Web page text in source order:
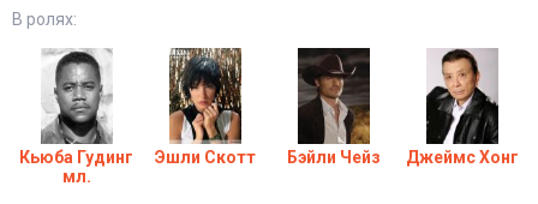
В ролях:
Кьюба Гудинг
мл.
Эшли Скотт Бэйли Чейз Джеймс Хонг